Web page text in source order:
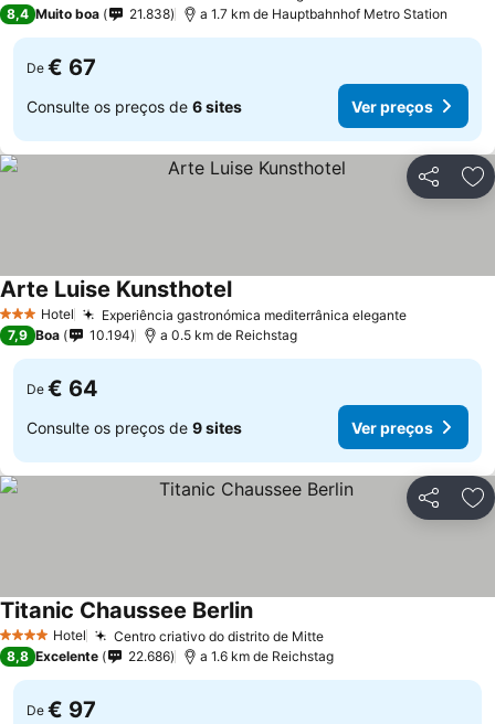
8,4 Muito boa 21.838 a 1.7 km de Hauptbahnhof Metro Station
De € 67
Consulte os preços de 6 sites Ver preços
Partilhar
3 EstrelasHotel Experiência gastronómica mediterrânica elegante
Arte Luise Kunsthotel
7,9 Boa 10.194 a 0.5 km de Reichstag
De € 64
Consulte os preços de 9 sites Ver preços
Partilhar
4 EstrelasHotel Centro criativo do distrito de Mitte
Titanic Chaussee Berlin
8,8 Excelente 22.686 a 1.6 km de Reichstag
De € 97